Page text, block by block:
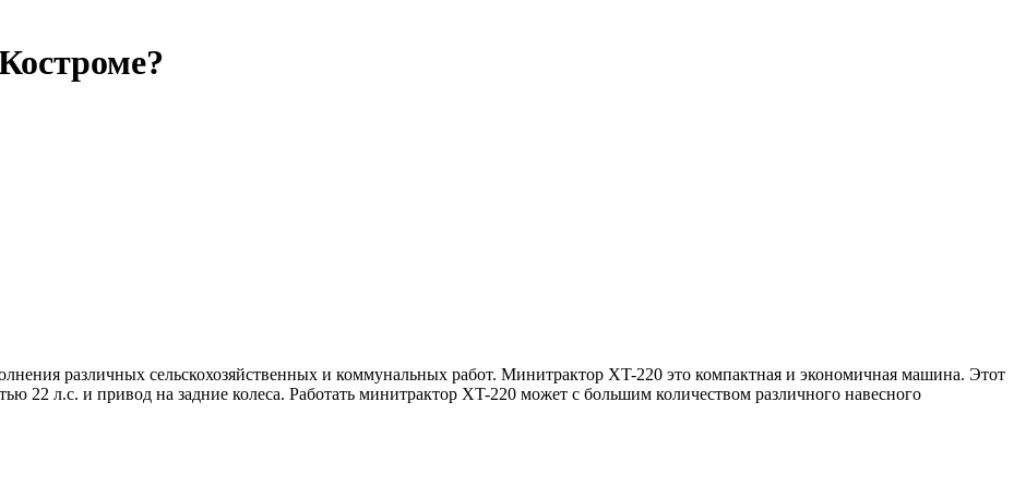
различных сельскохозяйственных и коммунальных работ. Минитрактор XT-220 это компактная и экономичная машина. Этот
22 л.с. и привод на задние колеса. Работать минитрактор XT-220 может с большим количеством различного навесного